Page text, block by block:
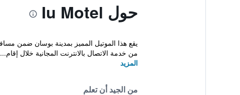
حول Iu Motel
من خدمة الاتصال بالانترنت المجانية خلال إقام...
المزيد
من الجيد أن تعلم